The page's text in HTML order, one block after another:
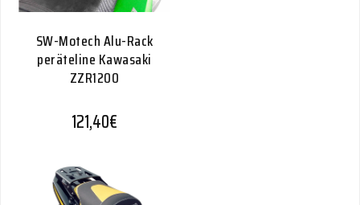
SW-Motech Alu-Rack
peräteline Kawasaki
ZZR1200
121,40€